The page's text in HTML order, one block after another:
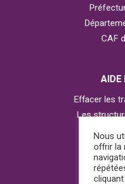
CAF
AIDE
Effacer les
Les
Nous
offrir la